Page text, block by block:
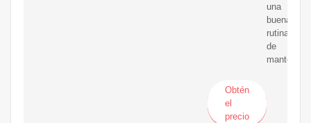
una
buena
rutina
de
Obtén
el
precio